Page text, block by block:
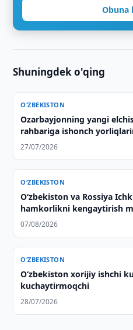
Obuna
Shuningdek o'qing
O‘ZBEKISTON
Ozarbayjonning yangi
rahbariga ishonch
27/07/2026
O‘ZBEKISTON
Oʻzbekiston va Rossiya
hamkorlikni kengaytirish
qilishdi
07/08/2026
O‘ZBEKISTON
Oʻzbekiston xorijiy ishchi
kuchaytirmoqchi
28/07/2026